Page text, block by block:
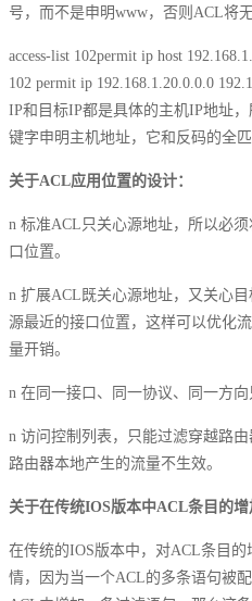
号，而不是申明www，否则ACL将
access-list 102permit ip host
102 permit ip 192.168.1.20.0.0.0
IP和目标IP都是具体的主机IP地址
键字申明主机地址，它和反码的全
关于ACL应用位置的设计：
n 标准ACL只关心源地址，所以必
口位置。
n 扩展ACL既关心源地址，又关心
源最近的接口位置，这样可以优化
量开销。
n 在同一接口、同一协议、同一方向
n 访问控制列表，只能过滤穿越路
路由器本地产生的流量不生效。
关于在传统IOS版本中ACL条目的
在传统的IOS版本中，对ACL条目
情，因为当一个ACL的多条语句被